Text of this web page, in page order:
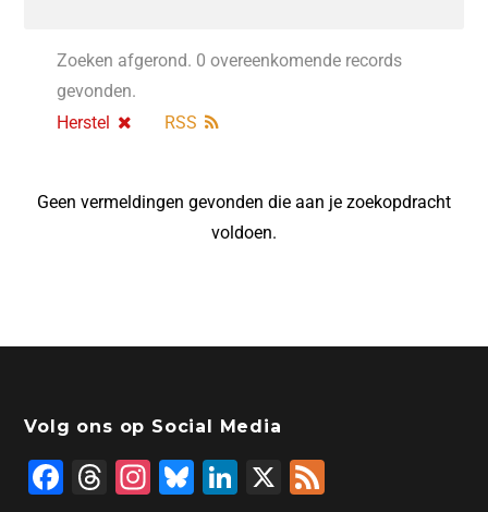
Zoeken afgerond. 0 overeenkomende records
gevonden.
Herstel
RSS
Geen vermeldingen gevonden die aan je zoekopdracht
voldoen.
Volg ons op Social Media
F
T
In
Bl
Li
X